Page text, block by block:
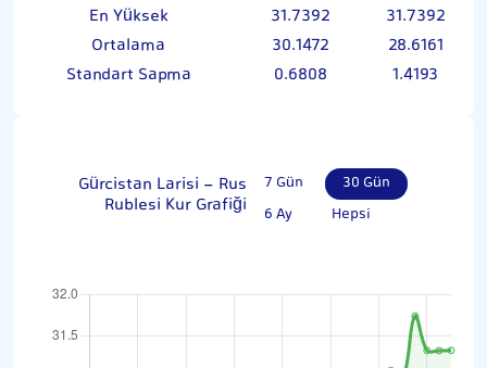
En Yüksek
31.7392
31.7392
Ortalama
30.1472
28.6161
Standart Sapma
0.6808 1.4193
Gürcistan Larisi - Rus
Rublesi Kur Grafiği
7 Gün
30 Gün
6 Ay
Hepsi